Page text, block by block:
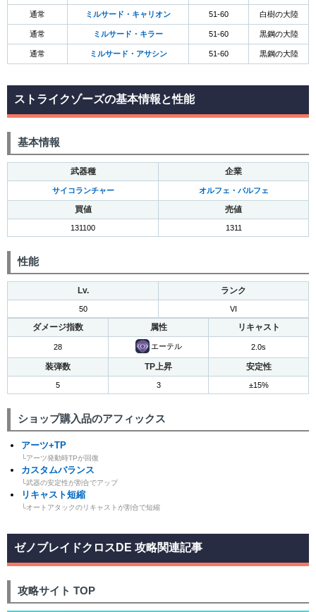
通常 ミルサード・キャリオン 51-60 白樹の大陸
通常 ミルサード・キラー 51-60 黒鋼の大陸
通常 ミルサード・アサシン 51-60 黒鋼の大陸
ストライクゾーズの基本情報と性能
基本情報
武器種 企業
サイコランチャー オルフェ・パルフェ
買値 売値
131100 1311
性能
Lv. ランク
50 VI
ダメージ指数 属性 リキャスト
28 エーテル 2.0s
装弾数 TP上昇 安定性
5 3 ±15%
ショップ購入品のアフィックス
アーツ+TP
└アーツ発動時TPが回復
カスタムバランス
└武器の安定性が割合でアップ
リキャスト短縮
└オートアタックのリキャストが割合で短縮
ゼノブレイドクロスDE 攻略関連記事
攻略サイト TOP